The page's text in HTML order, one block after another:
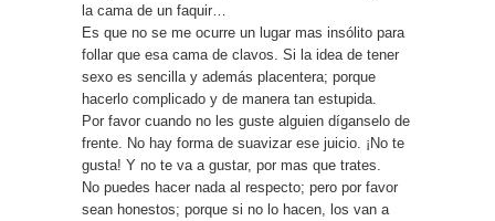
la cama de un faquir…
Es que no se me ocurre un lugar mas insólito para
follar que esa cama de clavos. Si la idea de tener
sexo es sencilla y además placentera; porque
hacerlo complicado y de manera tan estupida.
Por favor cuando no les guste alguien díganselo de
frente. No hay forma de suavizar ese juicio. ¡No te
gusta! Y no te va a gustar, por mas que trates.
No puedes hacer nada al respecto; pero por favor
sean honestos; porque si no lo hacen, los van a